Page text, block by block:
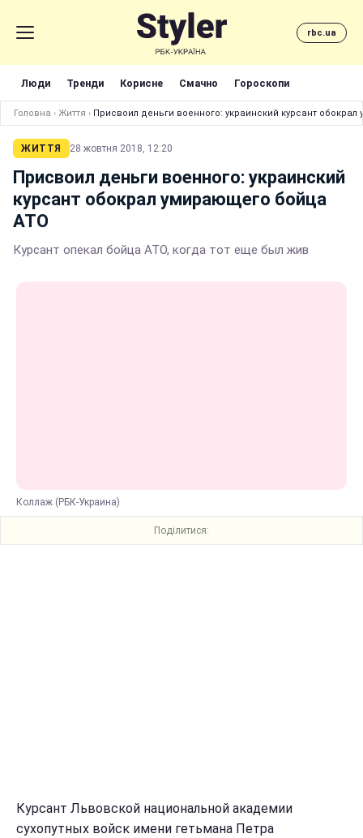
rbc.ua
Люди Тренди Корисне Смачно Гороскопи
Головна › Життя › Присвоил деньги военного: украинский курсант
ЖИТТЯ 28 жовтня 2018, 12:20
Присвоил деньги военного: украинский
курсант обокрал умирающего бойца
АТО
Курсант опекал бойца АТО, когда тот еще был жив
Коллаж (РБК-Украина)
Поділитися:
Курсант Львовской национальной академии
сухопутных войск имени гетьмана Петра